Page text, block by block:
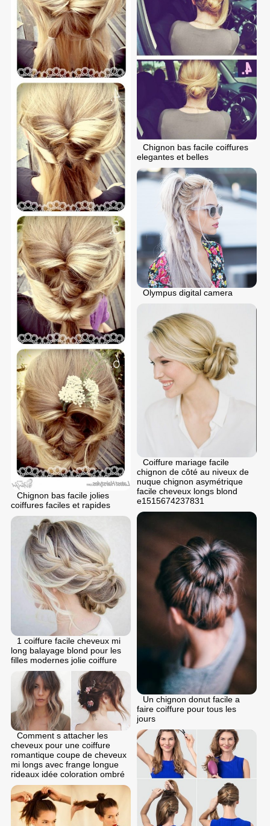
Chignon bas facile jolies
coiffures faciles et rapides
Chignon bas facile coiffures
elegantes et belles
Olympus digital camera
Coiffure mariage facile
chignon de côté au niveux de
nuque chignon asymétrique
facile cheveux longs blond
e1515674237831
Un chignon donut facile a
faire coiffure pour tous les
jours
1 coiffure facile cheveux mi
long balayage blond pour les
filles modernes jolie coiffure
Comment s attacher les
cheveux pour une coiffure
romantique coupe de cheveux
mi longs avec frange longue
rideaux idée coloration ombré